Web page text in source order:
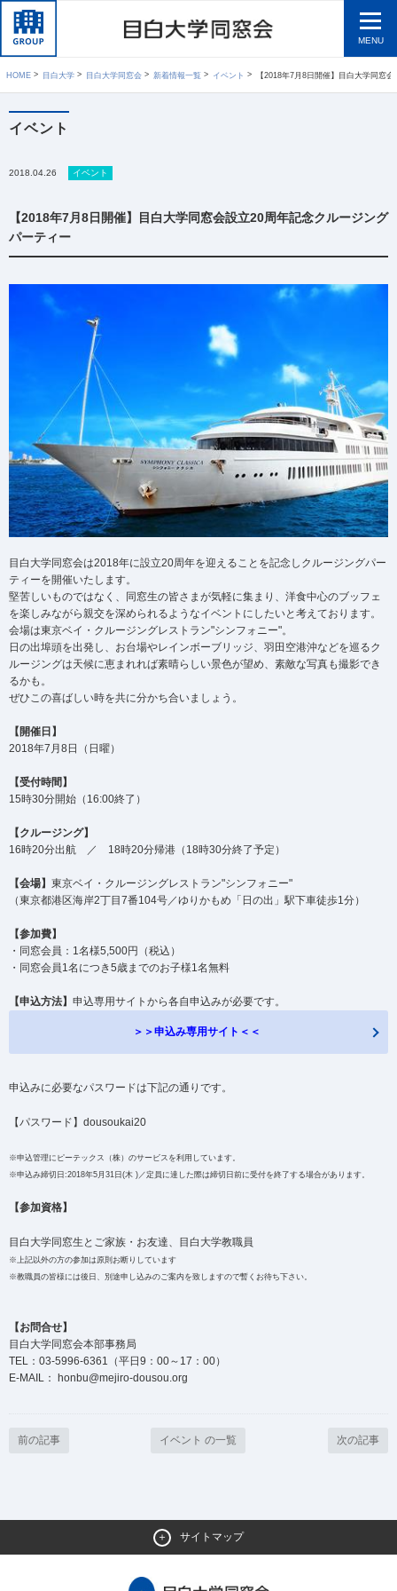
MENU
HOME 目白大学 目白大学同窓会 新着情報一覧 イベント 【2018年7月8日開催】目白大学同窓会設立
イベント
2018.04.26 イベント
【2018年7月8日開催】目白大学同窓会設立20周年記念クルージング
パーティー
目白大学同窓会は2018年に設立20周年を迎えることを記念しクルージングパー
ティーを開催いたします。
堅苦しいものではなく、同窓生の皆さまが気軽に集まり、洋食中心のブッフェ
を楽しみながら親交を深められるようなイベントにしたいと考えております。
会場は東京ベイ・クルージングレストラン"シンフォニー"。
日の出埠頭を出発し、お台場やレインボーブリッジ、羽田空港沖などを巡るク
ルージングは天候に恵まれれば素晴らしい景色が望め、素敵な写真も撮影でき
るかも。
ぜひこの喜ばしい時を共に分かち合いましょう。
【開催日】
2018年7月8日（日曜）
【受付時間】
15時30分開始（16:00終了）
【クルージング】
16時20分出航 ／ 18時20分帰港（18時30分終了予定）
【会場】 東京ベイ・クルージングレストラン"シンフォニー"
（東京都港区海岸2丁目7番104号／ゆりかもめ「日の出」駅下車徒歩1分）
【参加費】
・同窓会員：1名様5,500円（税込）
・同窓会員1名につき5歳までのお子様1名無料
【申込方法】 申込専用サイトから各自申込みが必要です。
＞＞申込み専用サイト＜＜
申込みに必要なパスワードは下記の通りです。
【パスワード】dousoukai20
※申込管理にピーテックス（株）のサービスを利用しています。
※申込み締切日:2018年5月31日(木 )／定員に達した際は締切日前に受付を終了する場合があります。
【参加資格】
目白大学同窓生とご家族・お友達、目白大学教職員
※上記以外の方の参加は原則お断りしています
※教職員の皆様には後日、別途申し込みのご案内を致しますので暫くお待ち下さい。
【お問合せ】
目白大学同窓会本部事務局
TEL：03-5996-6361（平日9：00～17：00）
E-MAIL： honbu@mejiro-dousou.org
前の記事 イベント の一覧 次の記事
サイトマップ